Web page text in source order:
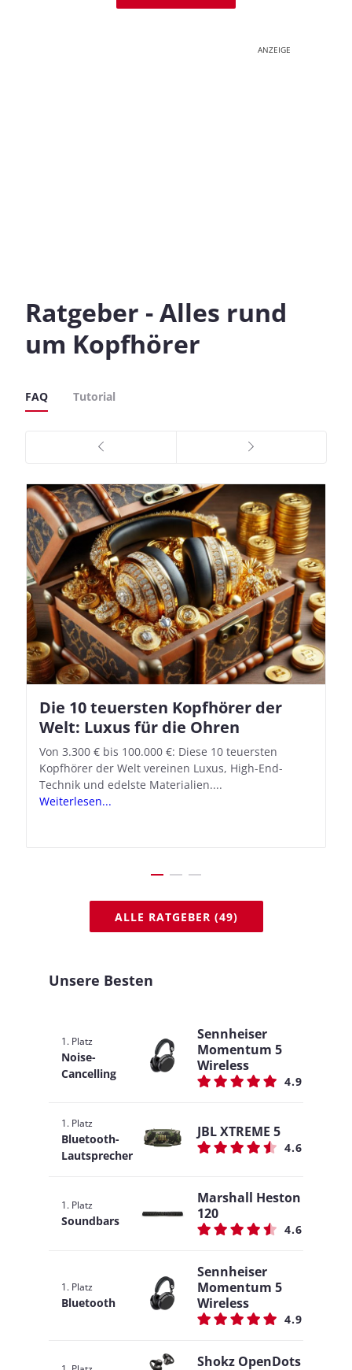
ANZEIGE
Ratgeber - Alles rund
um Kopfhörer
FAQ Tutorial
Die 10 teuersten Kopfhörer der
Welt: Luxus für die Ohren
Von 3.300 € bis 100.000 €: Diese 10 teuersten
Kopfhörer der Welt vereinen Luxus, High-End-
Technik und edelste Materialien....
Weiterlesen...
Apple AirPods Pro 2 und iOS 18.1:
So richtet ihr das neue Hörgeräte-
Feature ein
Mit iOS 18.1 und den AirPods Pro 2 verwandelt
Apple seine In-Ear-Kopfhörer in kostengünstige
Hörhilfen. In wenigen Schritten...
ALLE RATGEBER (49)
Unsere Besten
1. Platz
Noise-
Cancelling
Sennheiser
Momentum 5
Wireless
4.9
1. Platz
Bluetooth-
Lautsprecher
JBL XTREME 5
4.6
1. Platz
Soundbars
Marshall Heston
120
4.6
1. Platz
Bluetooth
Sennheiser
Momentum 5
Wireless
4.9
Shokz OpenDots